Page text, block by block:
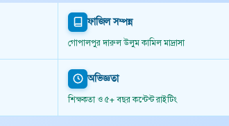
ফাজিল সম্পন্ন
গোপালপুর দারুল উলুম কামিল মাদ্রাসা
অভিজ্ঞতা
শিক্ষকতা ও ৫+ বছর কন্টেন্ট রাইটিং